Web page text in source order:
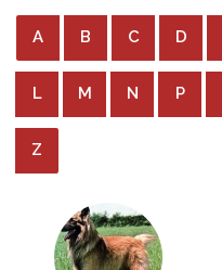
A B C D
L M N P
Z